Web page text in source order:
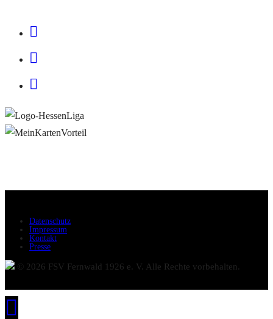
Datenschutz
Impressum
Kontakt
Presse
© 2026 FSV Fernwald 1926 e. V. Alle Rechte vorbehalten.